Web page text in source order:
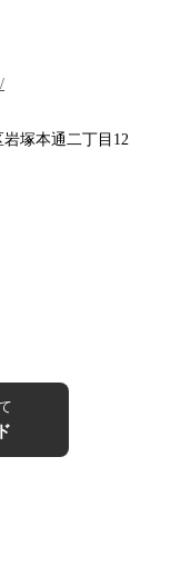
塚本通二丁目12